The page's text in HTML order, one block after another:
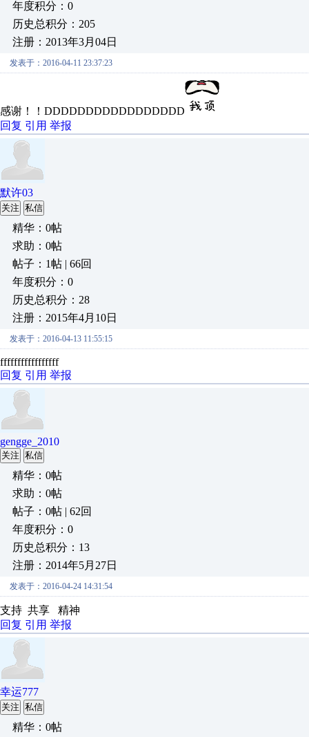
年度积分：0
历史总积分：205
注册：2013年3月04日
发表于：2016-04-11 23:37:23
感谢！！DDDDDDDDDDDDDDDDD
回复 引用 举报
默许03
关注 私信
精华：0帖
求助：0帖
帖子：1帖 | 66回
年度积分：0
历史总积分：28
注册：2015年4月10日
发表于：2016-04-13 11:55:15
fffffffffffffffff
回复 引用 举报
gengge_2010
关注 私信
精华：0帖
求助：0帖
帖子：0帖 | 62回
年度积分：0
历史总积分：13
注册：2014年5月27日
发表于：2016-04-24 14:31:54
支持 共享 精神
回复 引用 举报
幸运777
关注 私信
精华：0帖